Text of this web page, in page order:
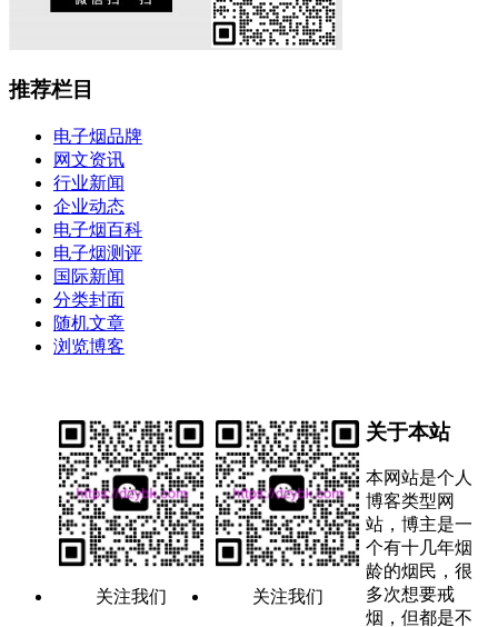
推荐栏目
电子烟品牌
网文资讯
行业新闻
企业动态
电子烟百科
电子烟测评
国际新闻
分类封面
随机文章
浏览博客
关注我们 关注我们
关于本站
本网站是个人
博客类型网
站，博主是一
个有十几年烟
龄的烟民，很
多次想要戒
烟，但都是不